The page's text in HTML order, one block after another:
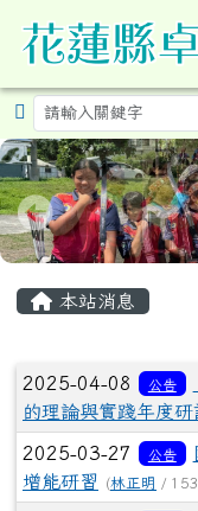
花蓮縣卓溪
導覽列
本站消息
文章列表
2025-04-08 公告
的理論與實踐年度研
2025-03-27 公告
增能研習
(林正明 /